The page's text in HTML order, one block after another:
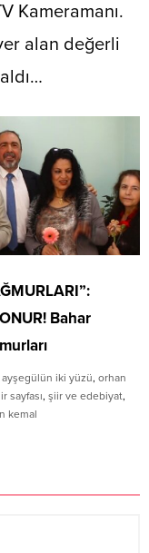
Kameramanı.
alan değerli
Bahar
ayşegülün iki yüzü, orhan
sayfası, şiir ve edebiyat,
kemal